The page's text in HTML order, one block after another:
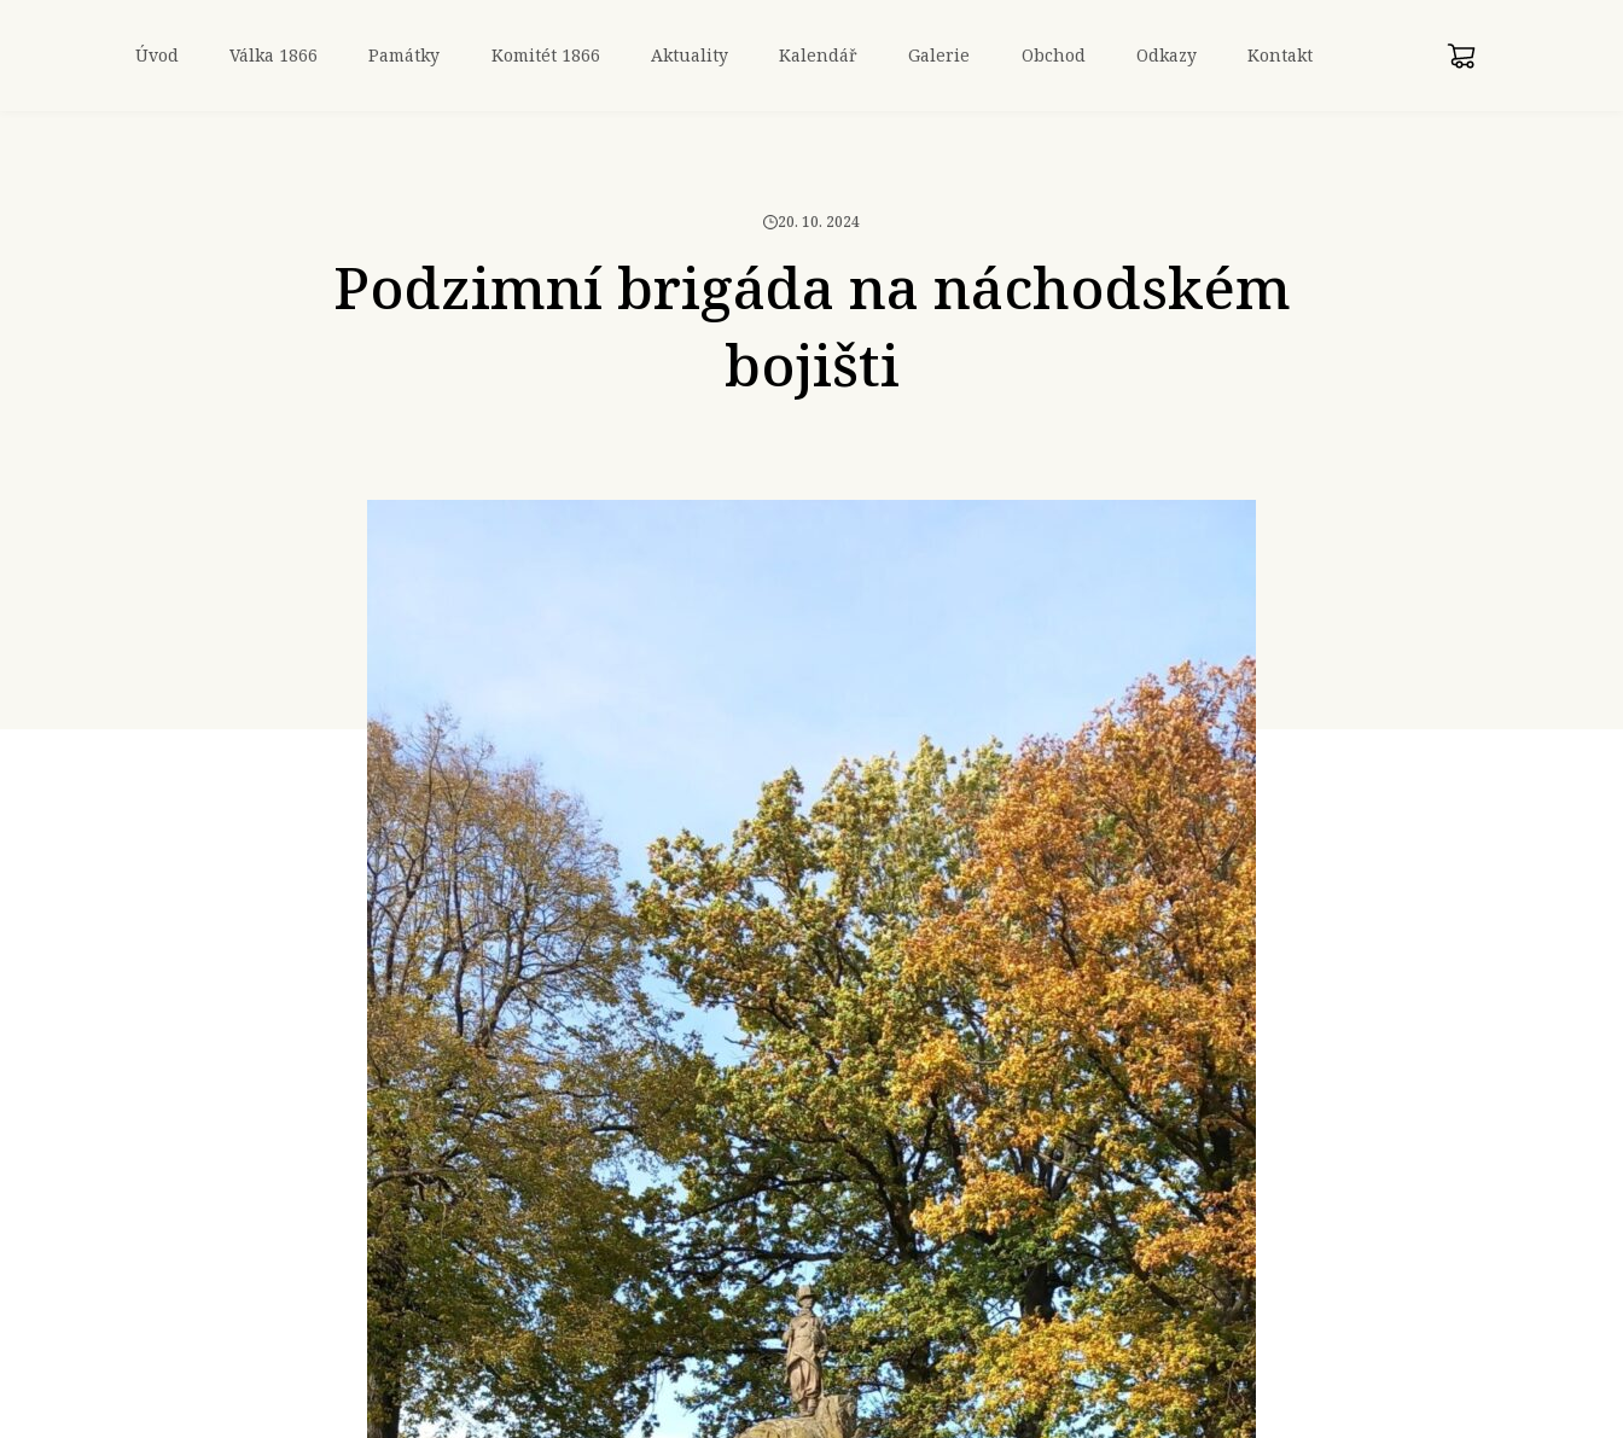
Úvod Válka 1866 Památky Komitét 1866 Aktuality Kalendář Galerie Obchod Odkazy Kontakt
20. 10. 2024
Podzimní brigáda na náchodském
bojišti